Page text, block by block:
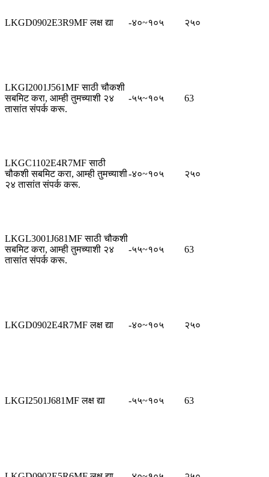
LKGD0902E3R9MF लक्ष द्या -४०~१०५ २५०
LKGI2001J561MF साठी चौकशी
सबमिट करा, आम्ही तुमच्याशी २४
तासांत संपर्क करू.
-५५~१०५ 63
LKGC1102E4R7MF साठी
चौकशी सबमिट करा, आम्ही तुमच्याशी
२४ तासांत संपर्क करू.
-४०~१०५ २५०
LKGL3001J681MF साठी चौकशी
सबमिट करा, आम्ही तुमच्याशी २४
तासांत संपर्क करू.
-५५~१०५ 63
LKGD0902E4R7MF लक्ष द्या -४०~१०५ २५०
LKGI2501J681MF लक्ष द्या -५५~१०५ 63